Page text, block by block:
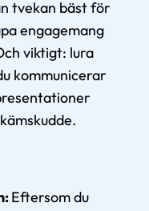
tvekan bäst för
engagemang
viktigt: lura
kommunicerar
Eftersom du